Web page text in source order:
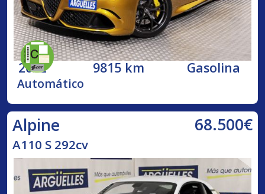
2022 9815 km Gasolina
Automático
Alpine 68.500€
A110 S 292cv